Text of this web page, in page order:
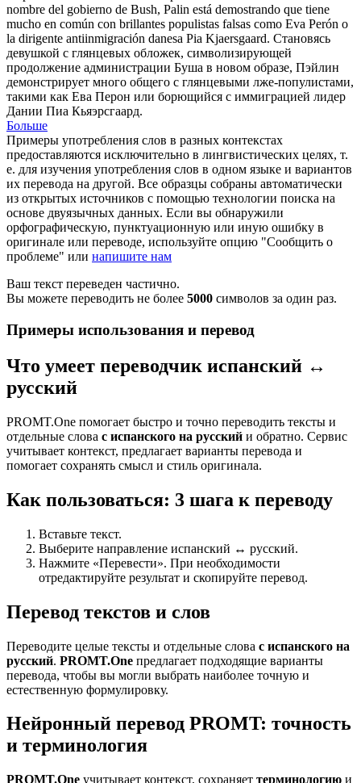
nombre del gobierno de Bush, Palin está demostrando que tiene
mucho en común con brillantes populistas falsas como Eva Perón o
la dirigente antiinmigración danesa Pia Kjaersgaard. Становясь
девушкой с глянцевых обложек, символизирующей
продолжение администрации Буша в новом образе, Пэйлин
демонстрирует много общего с глянцевыми лже-популистами,
такими как Ева Перон или борющийся с иммиграцией лидер
Дании Пиа Кьяэрсгаард.
Больше
Примеры употребления слов в разных контекстах
предоставляются исключительно в лингвистических целях, т.
е. для изучения употребления слов в одном языке и вариантов
их перевода на другой. Все образцы собраны автоматически
из открытых источников с помощью технологии поиска на
основе двуязычных данных. Если вы обнаружили
орфографическую, пунктуационную или иную ошибку в
оригинале или переводе, используйте опцию "Сообщить о
проблеме" или напишите нам
Ваш текст переведен частично.
Вы можете переводить не более 5000 символов за один раз.
Примеры использования и перевод
Что умеет переводчик испанский ↔
русский
PROMT.One помогает быстро и точно переводить тексты и
отдельные слова с испанского на русский и обратно. Сервис
учитывает контекст, предлагает варианты перевода и
помогает сохранять смысл и стиль оригинала.
Как пользоваться: 3 шага к переводу
Вставьте текст.
Выберите направление испанский ↔ русский.
Нажмите «Перевести». При необходимости
отредактируйте результат и скопируйте перевод.
Перевод текстов и слов
Переводите целые тексты и отдельные слова с испанского на
русский. PROMT.One предлагает подходящие варианты
перевода, чтобы вы могли выбрать наиболее точную и
естественную формулировку.
Нейронный перевод PROMT: точность
и терминология
PROMT.One учитывает контекст, сохраняет терминологию и